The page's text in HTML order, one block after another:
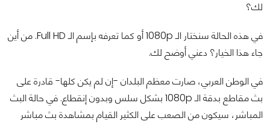
لك؟
في هذه الحالة سنختار الـ 1080p أو كما تعرفه بإسم الـ Full HD. من أين
جاء هذا الخيار؟ دعني أوضح لك.
في الوطن العربي، صارت معظم البلدان -إن لم يكن كلها- قادرة على
بث مقاطع بدقة الـ 1080p بشكل سلس وبدون إنقطاع. في حالة البث
المباشر، سيكون من الصعب على الكثير القيام بمشاهدة بث مباشر